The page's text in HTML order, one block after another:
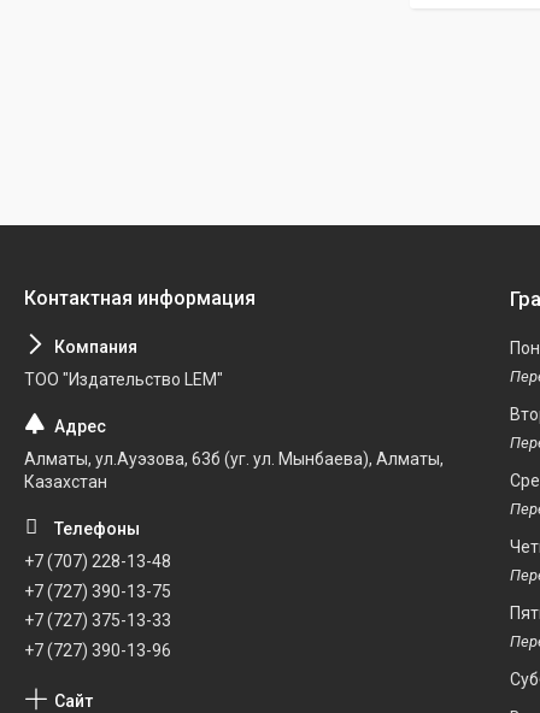
ТОО "Издательство LEM"
Алматы, ул.Ауэзова, 63б (уг. ул. Мынбаева), Алматы,
Казахстан
+7 (707) 228-13-48
+7 (727) 390-13-75
+7 (727) 375-13-33
+7 (727) 390-13-96